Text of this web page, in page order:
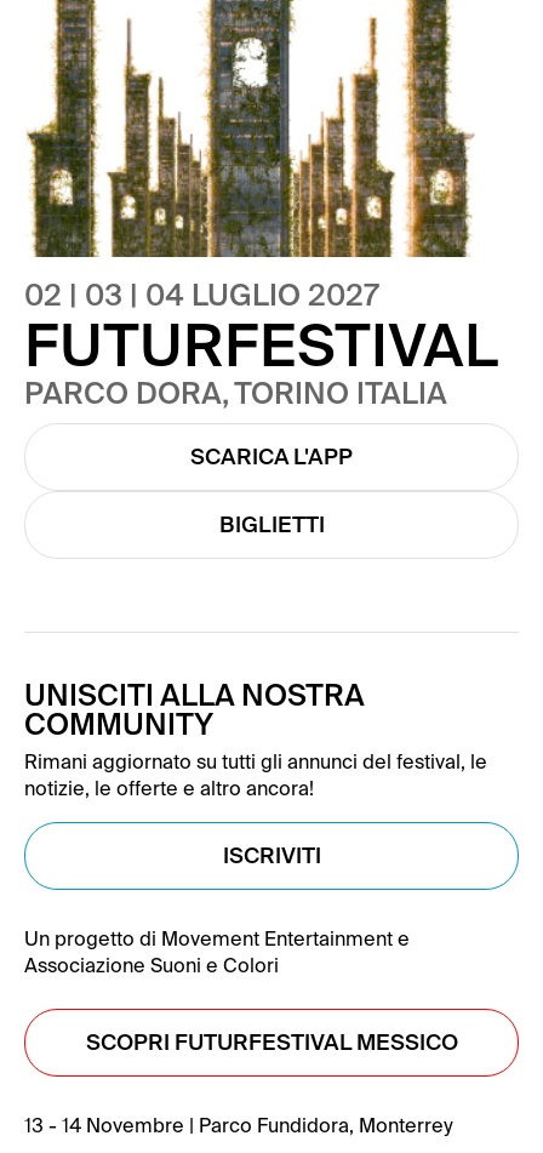
02 | 03 | 04 LUGLIO 2027
FUTURFESTIVAL
PARCO DORA, TORINO ITALIA
SCARICA L'APP
BIGLIETTI
UNISCITI ALLA NOSTRA
COMMUNITY
Rimani aggiornato su tutti gli annunci del festival, le
notizie, le offerte e altro ancora!
ISCRIVITI
Un progetto di Movement Entertainment e
Associazione Suoni e Colori
SCOPRI FUTURFESTIVAL MESSICO
13 - 14 Novembre | Parco Fundidora, Monterrey